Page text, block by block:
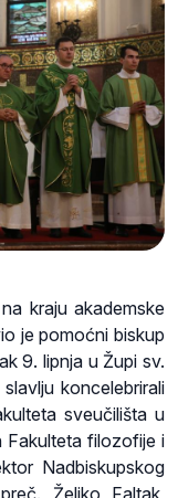
kraju akademske
je pomoćni biskup
9. lipnja u Župi sv.
koncelebrirali
sveučilišta u
Fakulteta filozofije i
Nadbiskupskog
Željko Faltak,